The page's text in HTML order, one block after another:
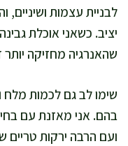
לבניית עצמות ושיניים,
יציב. כשאני אוכלת
שהאנרגיה מחזיקה יותר
שימו לב גם לכמות מלח
בהם. אני מאזנת עם
ועם הרבה ירקות טריים